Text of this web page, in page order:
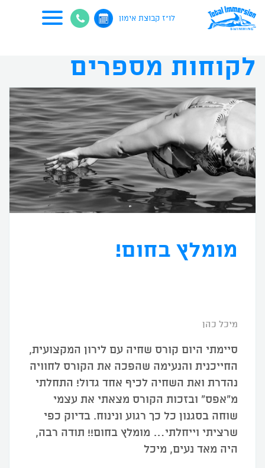
לו"ז קבוצת אימון
לקוחות מספרים
מומלץ בחום!
מיכל כהן
סיימתי היום קורס שחיה עם לירון המקצועית,
החייכנית והנעימה שהפכה את הקורס לחוויה
נהדרת ואת השחיה לכיף אחד גדול! התחלתי
מ"אפס" ובזכות הקורס מצאתי את עצמי
שוחה בסגנון כל כך רגוע ונינוח. בדיוק כפי
שרציתי וייחלתי… מומלץ בחום!! תודה רבה,
היה מאד נעים, מיכל